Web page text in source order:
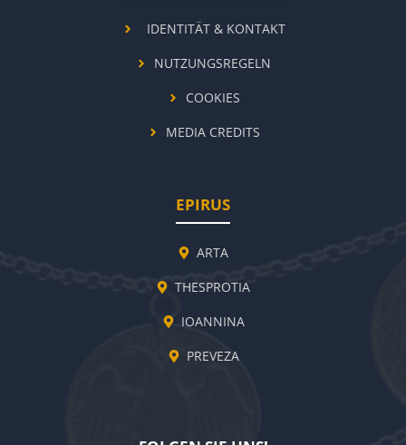
EPIRUS
ARTA
THESPROTIA
IOANNINA
PREVEZA
IDENTITÄT & KONTAKT
NUTZUNGSREGELN
COOKIES
MEDIA CREDITS